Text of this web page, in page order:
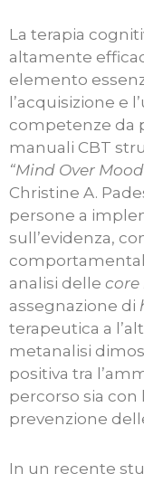
La terapia
altamente
elemento
l’acquisizione e
competenze da
manuali CBT
“Mind Over
Christine A.
persone a
sull’evidenza,
analisi delle core
assegnazione di
terapeutica a
metanalisi
positiva tra
percorso sia con
prevenzione
In un recente